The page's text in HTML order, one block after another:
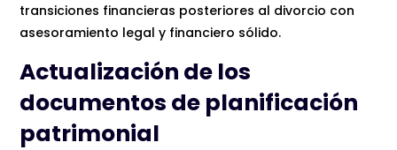
transiciones financieras posteriores al divorcio con
asesoramiento legal y financiero sólido.
Actualización de los
documentos de planificación
patrimonial